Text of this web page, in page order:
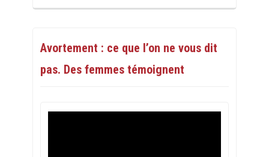
Avortement : ce que l’on ne vous dit
pas. Des femmes témoignent